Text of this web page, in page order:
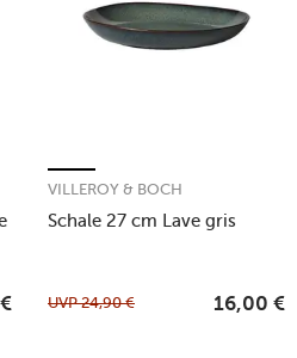
€
Schale 27 cm Lave gris
VILLEROY & BOCH
UVP24,90 € 16,00 €